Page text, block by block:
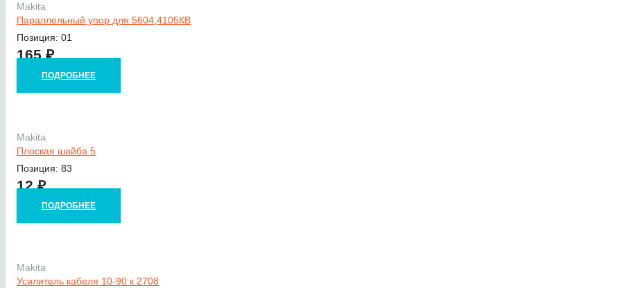
Makita
Параллельный упор для 5604,4105КВ
Позиция: 01
165₽
ПОДРОБНЕЕ
Makita
Плоская шайба 5
Позиция: 83
12₽
ПОДРОБНЕЕ
Makita
Усилитель кабеля 10-90 к 2708